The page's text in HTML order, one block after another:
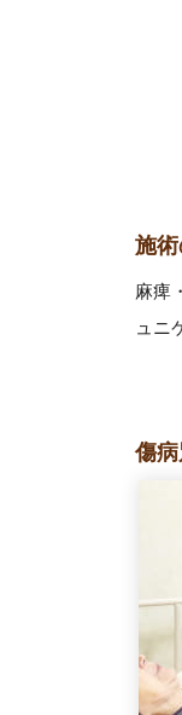
施
麻痺
ュニ
傷